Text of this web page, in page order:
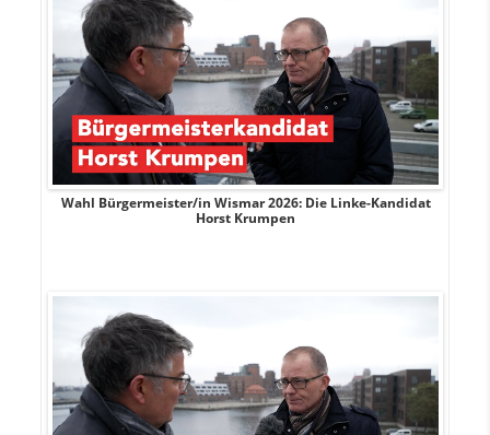
Wahl Bürgermeister/in Wismar 2026: Die Linke-Kandidat
Horst Krumpen